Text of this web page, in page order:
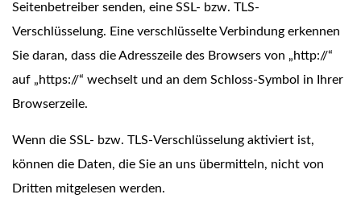
Seitenbetreiber senden, eine SSL- bzw. TLS-
Verschlüsselung. Eine verschlüsselte Verbindung erkennen
Sie daran, dass die Adresszeile des Browsers von „http://“
auf „https://“ wechselt und an dem Schloss-Symbol in Ihrer
Browserzeile.
Wenn die SSL- bzw. TLS-Verschlüsselung aktiviert ist,
können die Daten, die Sie an uns übermitteln, nicht von
Dritten mitgelesen werden.